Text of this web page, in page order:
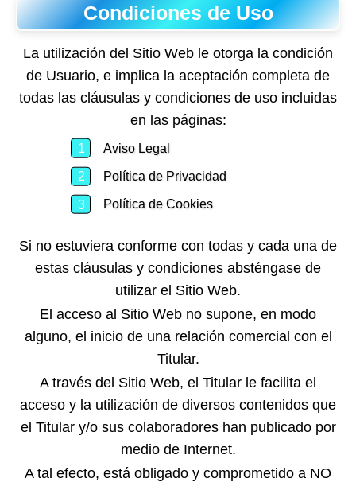
Condiciones de Uso
La utilización del Sitio Web le otorga la condición
de Usuario, e implica la aceptación completa de
todas las cláusulas y condiciones de uso incluidas
en las páginas:
Aviso Legal
Política de Privacidad
Política de Cookies
Si no estuviera conforme con todas y cada una de
estas cláusulas y condiciones absténgase de
utilizar el Sitio Web.
El acceso al Sitio Web no supone, en modo
alguno, el inicio de una relación comercial con el
Titular.
A través del Sitio Web, el Titular le facilita el
acceso y la utilización de diversos contenidos que
el Titular y/o sus colaboradores han publicado por
medio de Internet.
A tal efecto, está obligado y comprometido a NO